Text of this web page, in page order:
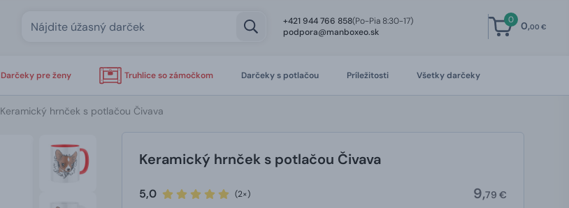
+421 944 766 858(Po-Pia 8:30-17)
podpora@manboxeo.sk
0 0,00 €
Darčeky pre ženy Truhlice so zámočkom Darčeky s potlačou Príležitosti Všetky darčeky
Keramický hrnček s potlačou Čivava
Keramický hrnček s potlačou Čivava
5,0 (2×) 9,79 €